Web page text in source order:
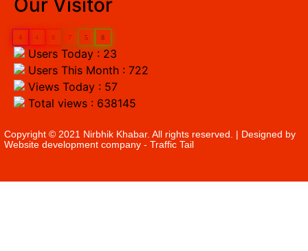
Our Visitor
4 4 8 7 5 8
Users Today : 23
Users This Month : 722
Views Today : 57
Total views : 638145
Copyright © 2021 Nirbhik Khabar. All rights reserved. | Designed by
Website development company - Traffic Tail